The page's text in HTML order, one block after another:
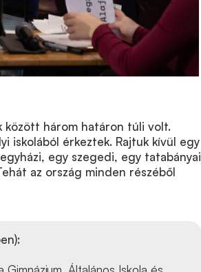
között három határon túli volt.
iskolából érkeztek. Rajtuk kívül egy
egy szegedi, egy tatabányai
az ország minden részéből